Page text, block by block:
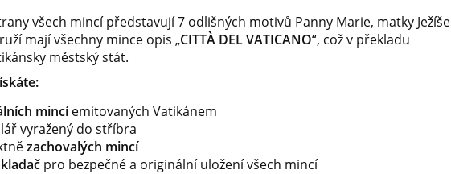
všech mincí představují 7 odlišných motivů Panny Marie, matky Ježíše
mají všechny mince opis „CITTÀ DEL VATICANO“, což v překladu
městský stát.
mincíemitovaných Vatikánem
vyražený do stříbra
zachovalých mincí
pro bezpečné a originální uložení všech mincí